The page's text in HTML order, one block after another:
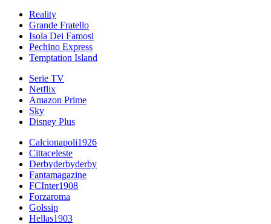
Reality
Grande Fratello
Isola Dei Famosi
Pechino Express
Temptation Island
Serie TV
Netflix
Amazon Prime
Sky
Disney Plus
Calcionapoli1926
Cittaceleste
Derbyderbyderby
Fantamagazine
FCInter1908
Forzaroma
Golssip
Hellas1903